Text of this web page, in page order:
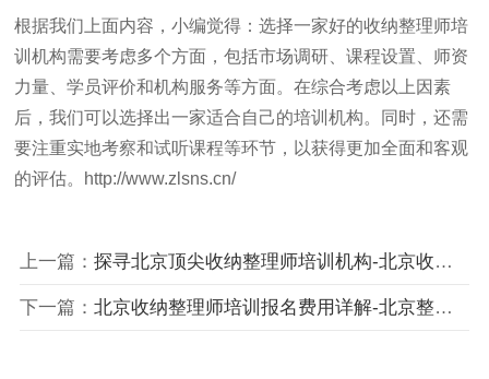
根据我们上面内容，小编觉得：选择一家好的收纳整理师培
训机构需要考虑多个方面，包括市场调研、课程设置、师资
力量、学员评价和机构服务等方面。在综合考虑以上因素
后，我们可以选择出一家适合自己的培训机构。同时，还需
要注重实地考察和试听课程等环节，以获得更加全面和客观
的评估。 http://www.zlsns.cn/
上一篇： 探寻北京顶尖收纳整理师培训机构-北京收纳整理培训机构专业排名与选择指南
下一篇： 北京收纳整理师培训报名费用详解-北京整理收纳师培训课程报名费用及性价比分析